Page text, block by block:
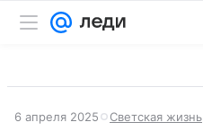
6 апреля 2025 Светская жизнь